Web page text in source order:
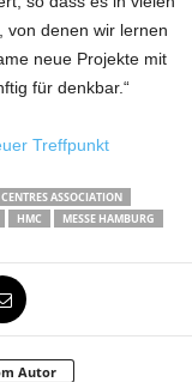
von denen wir lernen
neue Projekte mit
für denkbar.“
Treffpunkt
ASSOCIATION
HMC
MESSE HAMBURG
Autor